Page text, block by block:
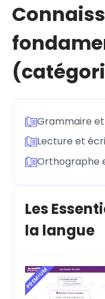
Grammaire
Lecture et
Orthographe
Les
la langue
PREMIUM